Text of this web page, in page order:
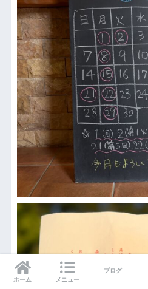
ホーム メニュー
ブログ